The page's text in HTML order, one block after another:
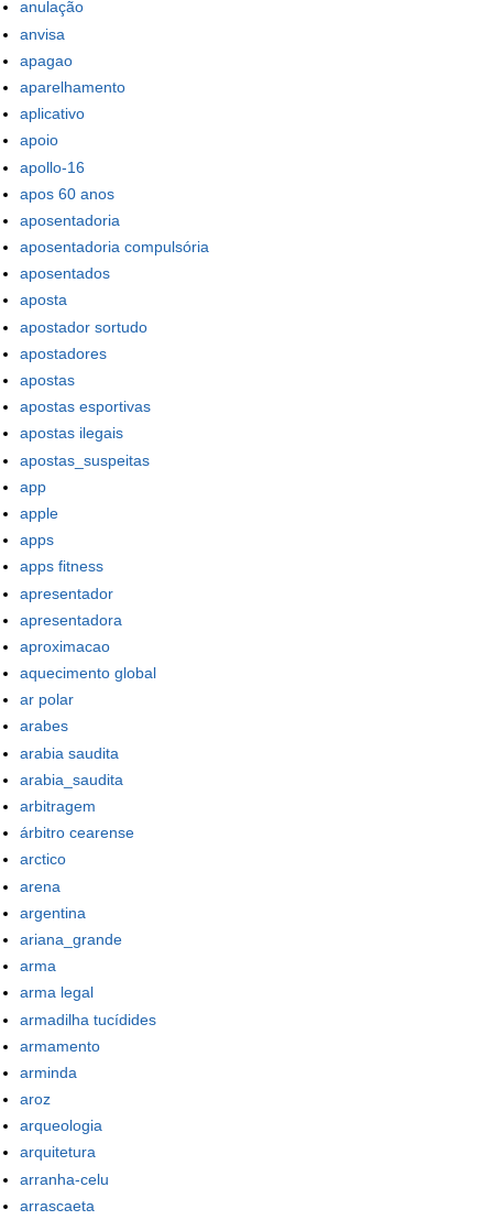
anulação
anvisa
apagao
aparelhamento
aplicativo
apoio
apollo-16
apos 60 anos
aposentadoria
aposentadoria compulsória
aposentados
aposta
apostador sortudo
apostadores
apostas
apostas esportivas
apostas ilegais
apostas_suspeitas
app
apple
apps
apps fitness
apresentador
apresentadora
aproximacao
aquecimento global
ar polar
arabes
arabia saudita
arabia_saudita
arbitragem
árbitro cearense
arctico
arena
argentina
ariana_grande
arma
arma legal
armadilha tucídides
armamento
arminda
aroz
arqueologia
arquitetura
arranha-celu
arrascaeta